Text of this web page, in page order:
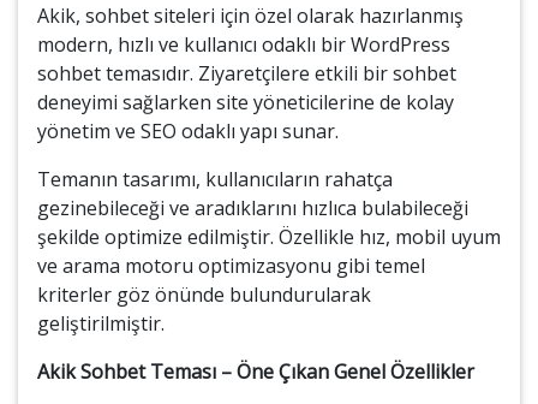
Akik, sohbet siteleri için özel olarak hazırlanmış
modern, hızlı ve kullanıcı odaklı bir WordPress
sohbet temasıdır. Ziyaretçilere etkili bir sohbet
deneyimi sağlarken site yöneticilerine de kolay
yönetim ve SEO odaklı yapı sunar.
Temanın tasarımı, kullanıcıların rahatça
gezinebileceği ve aradıklarını hızlıca bulabileceği
şekilde optimize edilmiştir. Özellikle hız, mobil uyum
ve arama motoru optimizasyonu gibi temel
kriterler göz önünde bulundurularak
geliştirilmiştir.
Akik Sohbet Teması – Öne Çıkan Genel Özellikler